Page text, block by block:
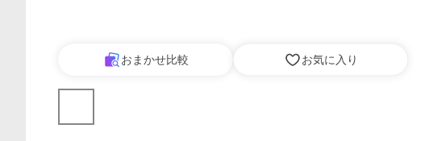
おまかせ比較 お気に入り